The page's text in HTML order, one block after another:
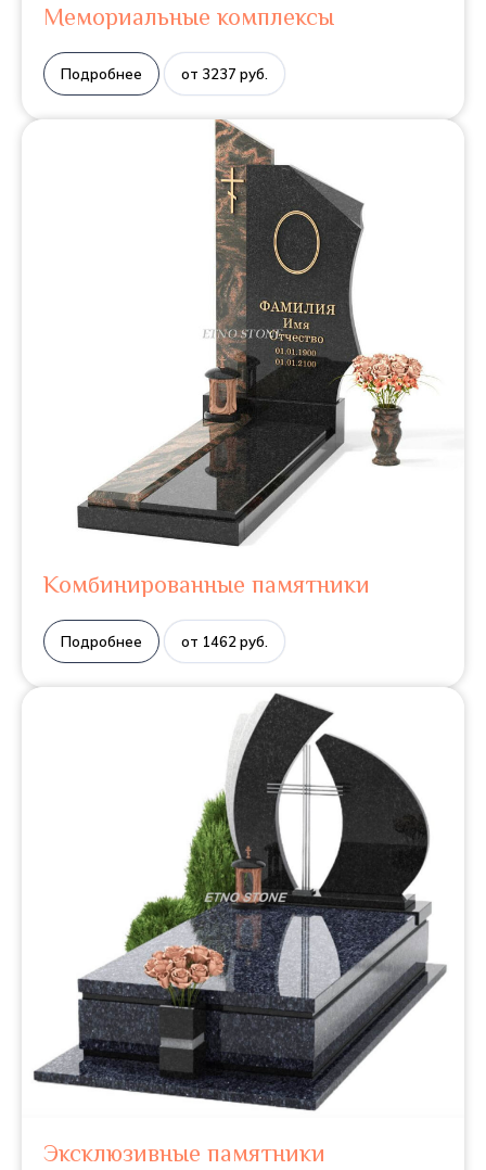
Мемориальные комплексы
Подробнее от 3237 руб.
Комбинированные памятники
Подробнее от 1462 руб.
Эксклюзивные памятники